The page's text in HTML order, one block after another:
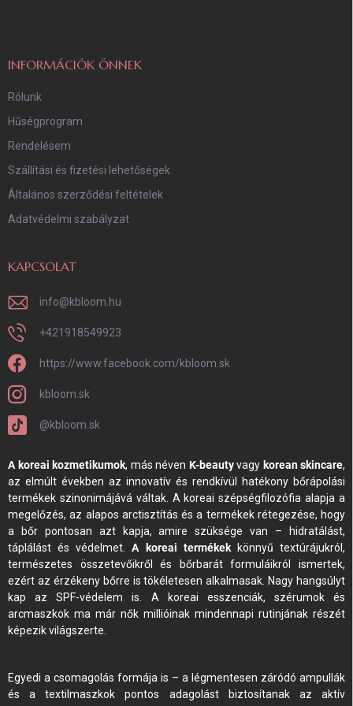
INFORMÁCIÓK ÖNNEK
Rólunk
Hűségprogram
Rendelésem
Szállítási és fizetési lehetőségek
Általános szerződési feltételek
Adatvédelmi szabályzat
KAPCSOLAT
info@kbloom.hu
+421918549923
https://www.facebook.com/kbloom.sk
kbloom.sk
@kbloom.sk
A koreai kozmetikumok, más néven K-beautyvagy korean skincare,
az elmúlt években az innovatív és rendkívül hatékony bőrápolási
termékek szinonimájává váltak. A koreai szépségfilozófia alapja a
megelőzés, az alapos arctisztítás és a termékek rétegezése, hogy
a bőr pontosan azt kapja, amire szüksége van – hidratálást,
táplálást és védelmet.A koreai termékekkönnyű textúrájukról,
természetes összetevőikről és bőrbarát formuláikról ismertek,
ezért az érzékeny bőrre is tökéletesen alkalmasak. Nagy hangsúlyt
kap az SPF-védelem is. A koreai esszenciák, szérumok és
arcmaszkok ma már nők millióinak mindennapi rutinjának részét
képezik világszerte.
Egyedi a csomagolás formája is – a légmentesen záródó ampullák
és a textilmaszkok pontos adagolást biztosítanak az aktív